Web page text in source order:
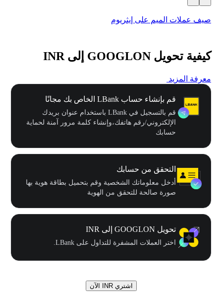
صيف عملات الميم على إيثريوم
كيفية تحويل GOOGLON إلى INR
معرفة المزيد
قم بإنشاء حساب LBank الخاص بك مجانًا
قم بالتسجيل في LBank باستخدام عنوان بريدك
الإلكتروني/رقم هاتفك،وإنشاء كلمة مرور آمنة لحماية
حسابك
التحقق من حسابك
أدخل معلوماتك الشخصية وقم بتحميل بطاقة هوية بها
صورة صالحة للتحقق من الهوية
تحويل GOOGLON إلى INR
اختر العملات المشفرة للتداول على LBank.
اشتري INR الآن